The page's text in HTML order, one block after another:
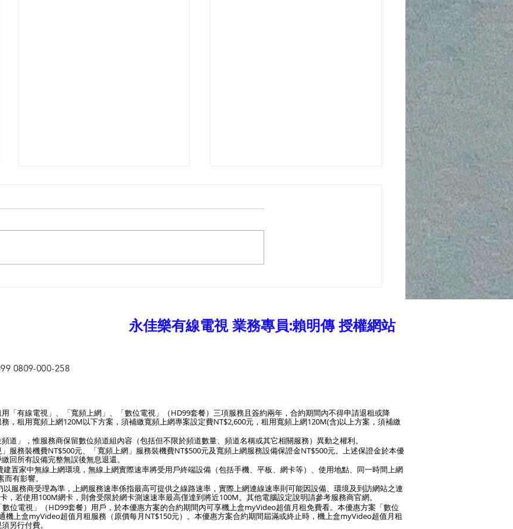
永佳樂有線電視 業務專員:賴明傳 授權網站
0809-000-258
「有線電視」、「寬頻上網」、「數位電視」（HD99套餐）三項服務且簽約兩年，合約期間內不得申請退租或降
，租用寬頻上網120M以下方案，須補繳寬頻上網專案設定費NT$2,600元，租用寬頻上網120M(含)以上方案，須補繳
道」，惟服務商保留數位頻道組內容（包括但不限於頻道數量、頻道名稱或其它相關服務）異動之權利。
服務裝機費NT$500元、「寬頻上網」服務裝機費NT$500元及寬頻上網服務設備保證金NT$500元。上述保證金於本優
回所有設備完整無誤後無息退還。
置家中無線上網環境，無線上網實際速率將受用戶終端設備（包括手機、平板、網卡等）、使用地點、同一時間上網
有影響。
服務商受理為準，上網服務速率係指最高可提供之線路速率，實際上網連線速率則可能因設備、環境及到訪網站之連
，若使用100M網卡，則會受限於網卡測速速率最高僅達到將近100M。其他電腦設定說明請參考服務商官網。
位電視」（HD99套餐）用戶，於本優惠方案的合約期間內可享機上盒myVideo超值月租免費看。本優惠方案「數位
機上盒myVideo超值月租服務（原價每月NT$150元）。本優惠方案合約期間屆滿或終止時，機上盒myVideo超值月租
另行付費。